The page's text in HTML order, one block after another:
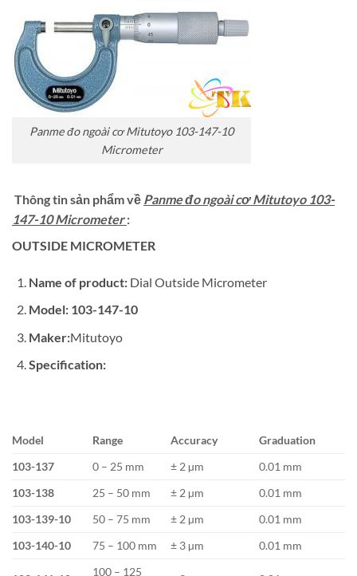
Panme đo ngoài cơ Mitutoyo 103-147-10
Micrometer
Thông tin sản phẩm về Panme đo ngoài cơ Mitutoyo 103-
147-10 Micrometer:
OUTSIDE MICROMETER
Name of product: Dial Outside Micrometer
Model: 103-147-10
Maker:Mitutoyo
Specification:
Model Range Accuracy
Graduation
103-137
0 – 25 mm ± 2 µm
0.01 mm
103-138
25 – 50 mm ± 2 µm
0.01 mm
103-139-10
50 – 75 mm ± 2 µm
0.01 mm
103-140-10
75 – 100 mm ± 3 µm 0.01 mm
100 – 125